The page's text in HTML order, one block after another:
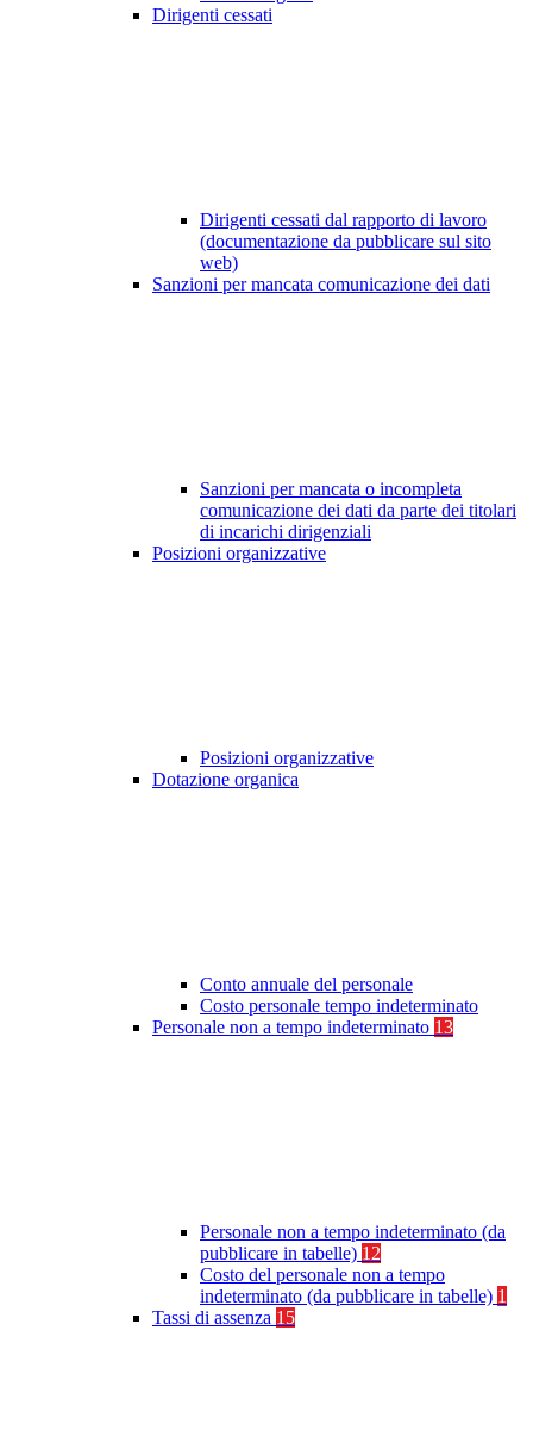
Dirigenti cessati
Dirigenti cessati dal rapporto di lavoro
(documentazione da pubblicare sul sito
web)
Sanzioni per mancata comunicazione dei dati
Sanzioni per mancata o incompleta
comunicazione dei dati da parte dei titolari
di incarichi dirigenziali
Posizioni organizzative
Posizioni organizzative
Dotazione organica
Conto annuale del personale
Costo personale tempo indeterminato
Personale non a tempo indeterminato 13
Personale non a tempo indeterminato (da
pubblicare in tabelle) 12
Costo del personale non a tempo
indeterminato (da pubblicare in tabelle) 1
Tassi di assenza 15